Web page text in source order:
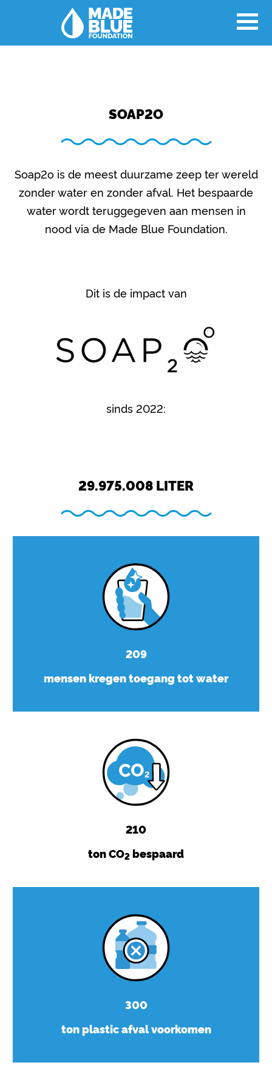
SOAP2O
Soap2o is de meest duurzame zeep ter wereld
zonder water en zonder afval. Het bespaarde
water wordt teruggegeven aan mensen in
nood via de Made Blue Foundation.
Dit is de impact van
sinds 2022:
29.975.008LITER
209
mensen kregen toegang tot water
210
ton CO2 bespaard
300
ton plastic afval voorkomen